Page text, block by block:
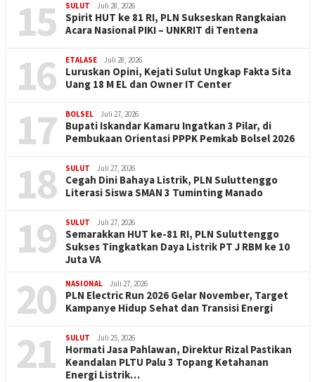
15 SULUT Juli 28, 2026
Spirit HUT ke 81 RI, PLN Sukseskan Rangkaian
Acara Nasional PIKI – UNKRIT di Tentena
16 ETALASE Juli 28, 2026
Luruskan Opini, Kejati Sulut Ungkap Fakta Sita
Uang 18 M EL dan Owner IT Center
17 BOLSEL Juli 27, 2026
Bupati Iskandar Kamaru Ingatkan 3 Pilar, di
Pembukaan Orientasi PPPK Pemkab Bolsel 2026
18 SULUT Juli 27, 2026
Cegah Dini Bahaya Listrik, PLN Suluttenggo
Literasi Siswa SMAN 3 Tuminting Manado
19 SULUT Juli 27, 2026
Semarakkan HUT ke-81 RI, PLN Suluttenggo
Sukses Tingkatkan Daya Listrik PT J RBM ke 10
Juta VA
20 NASIONAL Juli 27, 2026
PLN Electric Run 2026 Gelar November, Target
Kampanye Hidup Sehat dan Transisi Energi
21 SULUT Juli 25, 2026
Hormati Jasa Pahlawan, Direktur Rizal Pastikan
Keandalan PLTU Palu 3 Topang Ketahanan
Energi Listrik…